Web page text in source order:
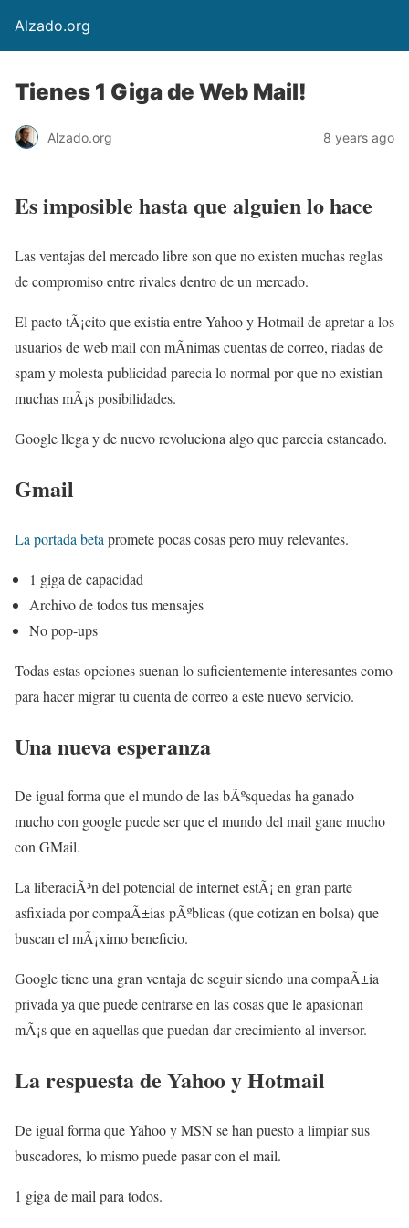
Alzado.org
Tienes 1 Giga de Web Mail!
Alzado.org 8 years ago
Es imposible hasta que alguien lo hace
Las ventajas del mercado libre son que no existen muchas reglas
de compromiso entre rivales dentro de un mercado.
El pacto tÃ¡cito que existia entre Yahoo y Hotmail de apretar a los
usuarios de web mail con mÃ­nimas cuentas de correo, riadas de
spam y molesta publicidad parecia lo normal por que no existian
muchas mÃ¡s posibilidades.
Google llega y de nuevo revoluciona algo que parecia estancado.
Gmail
La portada beta promete pocas cosas pero muy relevantes.
1 giga de capacidad
Archivo de todos tus mensajes
No pop-ups
Todas estas opciones suenan lo suficientemente interesantes como
para hacer migrar tu cuenta de correo a este nuevo servicio.
Una nueva esperanza
De igual forma que el mundo de las bÃºsquedas ha ganado
mucho con google puede ser que el mundo del mail gane mucho
con GMail.
La liberaciÃ³n del potencial de internet estÃ¡ en gran parte
asfixiada por compaÃ±ias pÃºblicas (que cotizan en bolsa) que
buscan el mÃ¡ximo beneficio.
Google tiene una gran ventaja de seguir siendo una compaÃ±ia
privada ya que puede centrarse en las cosas que le apasionan
mÃ¡s que en aquellas que puedan dar crecimiento al inversor.
La respuesta de Yahoo y Hotmail
De igual forma que Yahoo y MSN se han puesto a limpiar sus
buscadores, lo mismo puede pasar con el mail.
1 giga de mail para todos.